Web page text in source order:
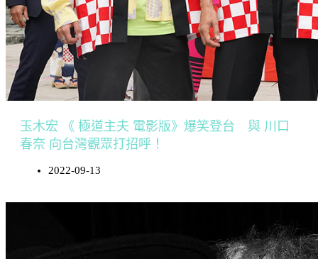
玉木宏 《 極道主夫 電影版》爆笑登台 與 川口
春奈 向台灣觀眾打招呼！
2022-09-13